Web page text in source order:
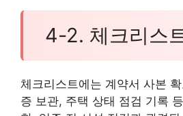
4-2. 체크리스
체크리스트에는 계약서 사본
증 보관, 주택 상태 점검 기록